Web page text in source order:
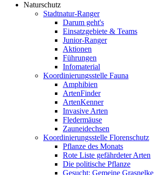
Naturschutz
Stadtnatur-Ranger
Darum geht's
Einsatzgebiete & Teams
Junior-Ranger
Aktionen
Führungen
Infomaterial
Koordinierungsstelle Fauna
Amphibien
ArtenFinder
ArtenKenner
Invasive Arten
Fledermäuse
Zauneidechsen
Koordinierungsstelle Florenschutz
Pflanze des Monats
Rote Liste gefährdeter Arten
Die politische Pflanze
Gesucht: Gemeine Grasnelke